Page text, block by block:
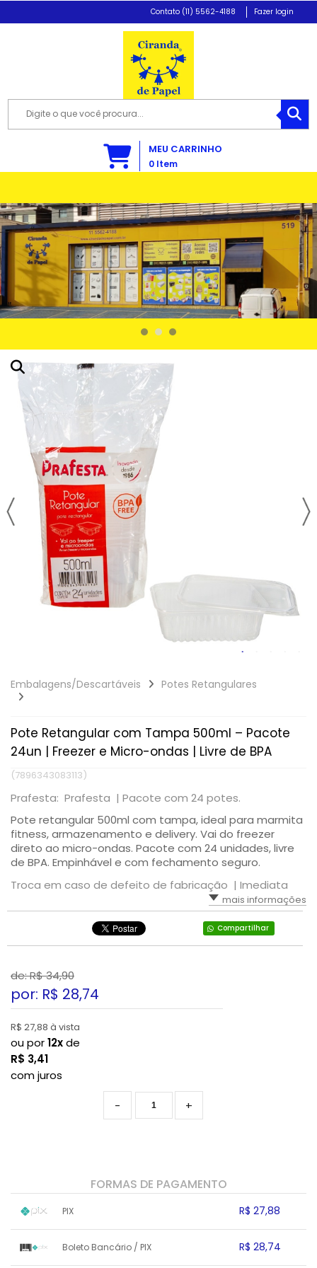
(11) 5562-4188 Fazer login
MEU CARRINHO
0 Item
Embalagens/Descartáveis Potes Retangulares
Pote Retangular com Tampa 500ml – Pacote
24un | Freezer e Micro-ondas | Livre de BPA
(7896343083113)
Prafesta: Prafesta | Pacote com 24 potes.
Pote retangular 500ml com tampa, ideal para marmita
fitness, armazenamento e delivery. Vai do freezer
direto ao micro-ondas. Pacote com 24 unidades, livre
de BPA. Empinhável e com fechamento seguro.
Troca em caso de defeito de fabricação | Imediata
mais informações
Compartilhar
de: R$34,90
por: R$ 28,74
R$ 27,88 à vista
ou por12xde
R$ 3,41
com juros
+
-
FORMAS DE PAGAMENTO
PIX R$ 27,88
.
Boleto Bancário / PIX R$ 28,74